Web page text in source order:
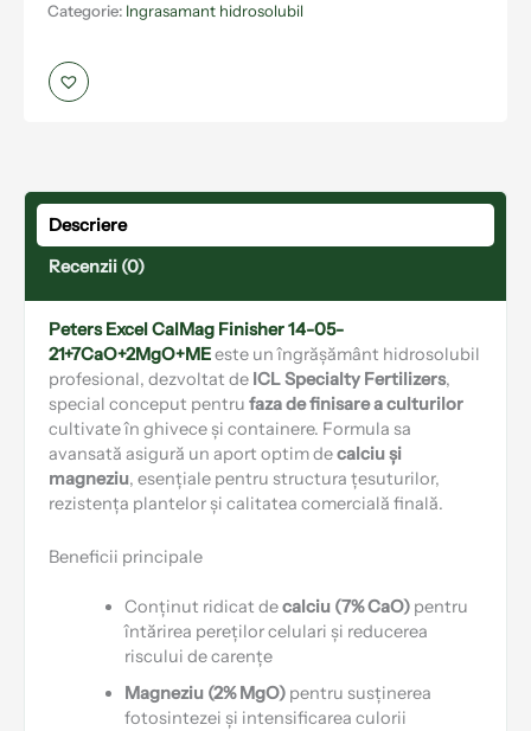
Categorie: Ingrasamant hidrosolubil
Descriere
Recenzii (0)
Peters Excel CalMag Finisher 14-05-
21+7CaO+2MgO+MEeste un îngrășământ hidrosolubil
profesional, dezvoltat de ICL Specialty Fertilizers,
special conceput pentru faza de finisare a culturilor
cultivate în ghivece și containere. Formula sa
avansată asigură un aport optim decalciu și
magneziu, esențiale pentru structura țesuturilor,
rezistența plantelor și calitatea comercială finală.
Beneficii principale
Conținut ridicat decalciu (7% CaO)pentru
întărirea pereților celulari și reducerea
riscului de carențe
Magneziu (2% MgO)pentru susținerea
fotosintezei și intensificarea culorii